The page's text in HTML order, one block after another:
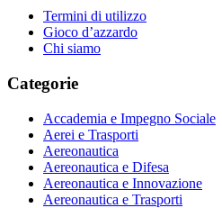
Termini di utilizzo
Gioco d’azzardo
Chi siamo
Categorie
Accademia e Impegno Sociale
Aerei e Trasporti
Aereonautica
Aereonautica e Difesa
Aereonautica e Innovazione
Aereonautica e Trasporti